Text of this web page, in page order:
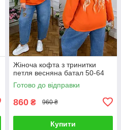
Жіноча кофта з тринитки
петля весняна батал 50-64
Готово до відправки
860 ₴ 960 ₴
Купити